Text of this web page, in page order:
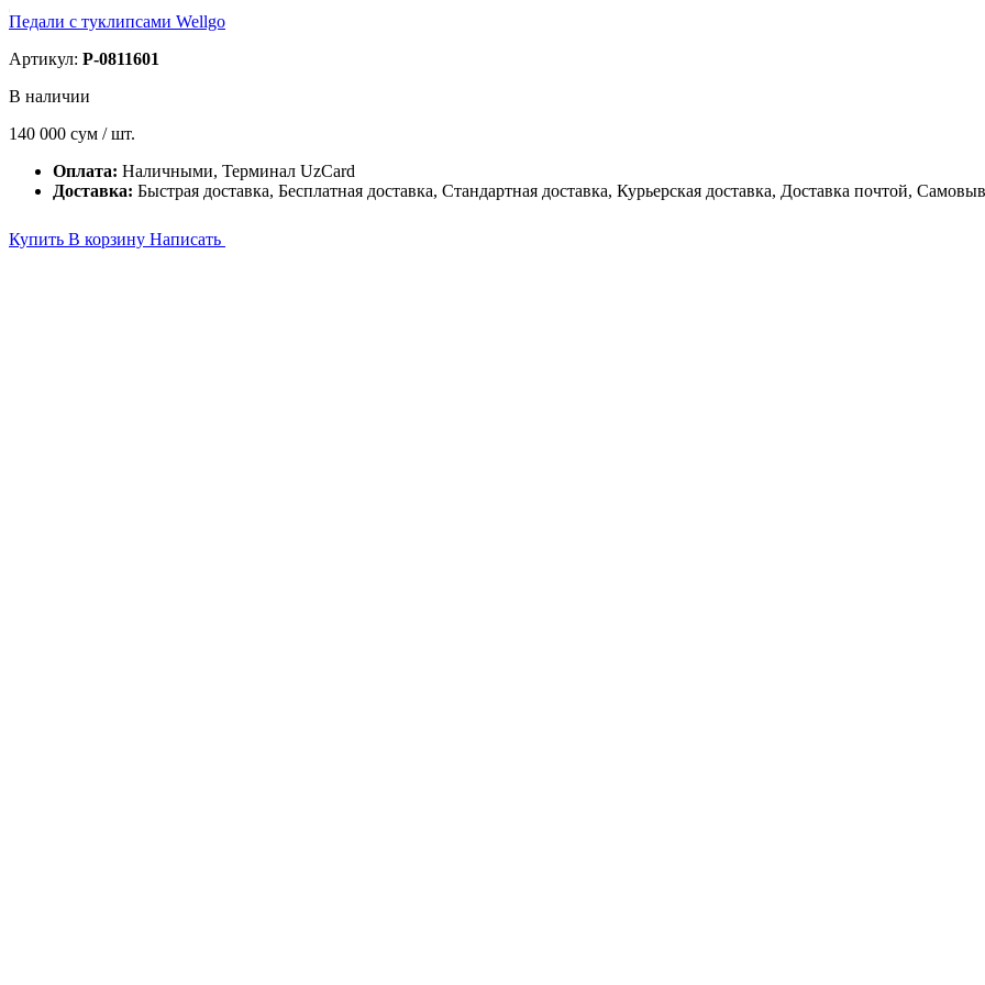
Педали с туклипсами Wellgo
Артикул: P-0811601
В наличии
140 000 сум / шт.
Оплата: Наличными, Терминал UzCard
Доставка: Быстрая доставка, Бесплатная доставка, Стандартная доставка, Курьерская доставка, Доставка почтой,
Купить В корзину Написать